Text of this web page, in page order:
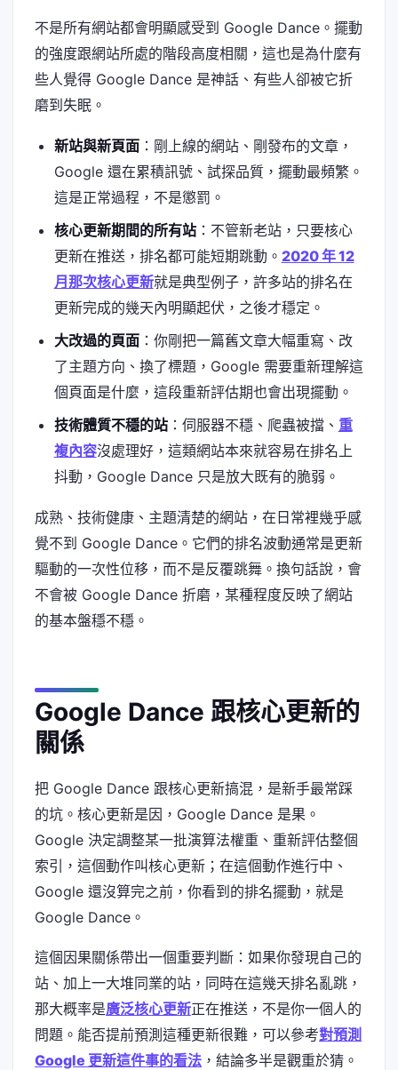
不是所有網站都會明顯感受到 Google Dance。擺動
的強度跟網站所處的階段高度相關，這也是為什麼有
些人覺得 Google Dance 是神話、有些人卻被它折
磨到失眠。
新站與新頁面：剛上線的網站、剛發布的文章，
Google 還在累積訊號、試探品質，擺動最頻繁。
這是正常過程，不是懲罰。
核心更新期間的所有站：不管新老站，只要核心
更新在推送，排名都可能短期跳動。 2020 年 12
月那次核心更新就是典型例子，許多站的排名在
更新完成的幾天內明顯起伏，之後才穩定。
大改過的頁面：你剛把一篇舊文章大幅重寫、改
了主題方向、換了標題，Google 需要重新理解這
個頁面是什麼，這段重新評估期也會出現擺動。
技術體質不穩的站：伺服器不穩、爬蟲被擋、 重
複內容沒處理好，這類網站本來就容易在排名上
抖動，Google Dance 只是放大既有的脆弱。
成熟、技術健康、主題清楚的網站，在日常裡幾乎感
覺不到 Google Dance。它們的排名波動通常是更新
驅動的一次性位移，而不是反覆跳舞。換句話說，會
不會被 Google Dance 折磨，某種程度反映了網站
的基本盤穩不穩。
Google Dance 跟核心更新的
關係
把 Google Dance 跟核心更新搞混，是新手最常踩
的坑。核心更新是因，Google Dance 是果。
Google 決定調整某一批演算法權重、重新評估整個
索引，這個動作叫核心更新；在這個動作進行中、
Google 還沒算完之前，你看到的排名擺動，就是
Google Dance。
這個因果關係帶出一個重要判斷：如果你發現自己的
站、加上一大堆同業的站，同時在這幾天排名亂跳，
那大概率是廣泛核心更新正在推送，不是你一個人的
問題。能否提前預測這種更新很難，可以參考對預測
Google 更新這件事的看法 ，結論多半是觀重於猜。